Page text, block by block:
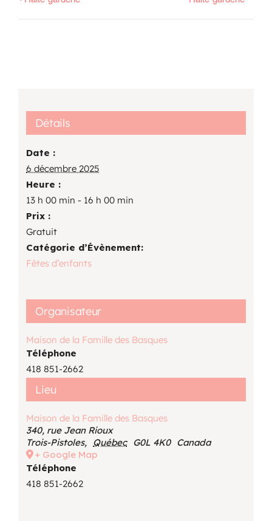
Détails
Date :
6 décembre 2025
Heure :
13 h 00 min - 16 h 00 min
Prix :
Gratuit
Catégorie d’Évènement:
Fêtes d’enfants
Lieu
Maison de la Famille des Basques
340, rue Jean Rioux
Trois-Pistoles, Québec G0L 4K0 Canada
+ Google Map
Téléphone
418 851-2662
Organisateur
Maison de la Famille des Basques
Téléphone
418 851-2662